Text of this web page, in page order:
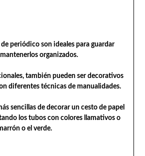
de periódico son ideales para guardar
organizados.
también pueden ser decorativos
diferentes técnicas de manualidades.
sencillas de decorar un cesto de papel
los tubos con colores llamativos o
o el verde.